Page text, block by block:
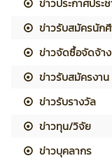
ข่าวประกาศประ
ข่าวรับสมัครนัก
ข่าวจัดซื้อจัดจ้าง
ข่าวรับสมัครงาน
ข่าวรับรางวัล
ข่าวทุน/วิจัย
ข่าวบุคลากร